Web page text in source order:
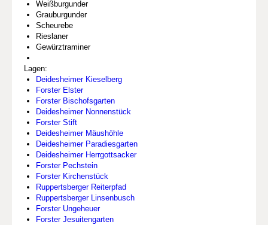
Weißburgunder
Grauburgunder
Scheurebe
Rieslaner
Gewürztraminer
Lagen:
Deidesheimer Kieselberg
Forster Elster
Forster Bischofsgarten
Deidesheimer Nonnenstück
Forster Stift
Deidesheimer Mäushöhle
Deidesheimer Paradiesgarten
Deidesheimer Herrgottsacker
Forster Pechstein
Forster Kirchenstück
Ruppertsberger Reiterpfad
Ruppertsberger Linsenbusch
Forster Ungeheuer
Forster Jesuitengarten